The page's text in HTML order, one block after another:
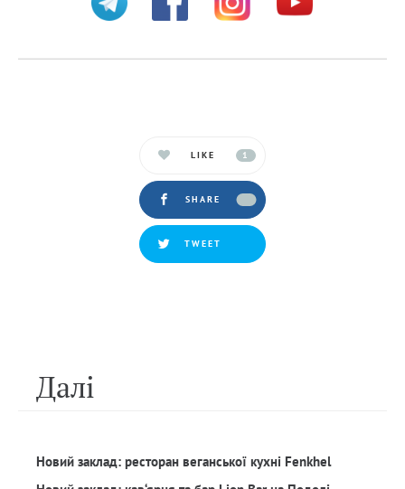
LIKE 1
SHARE
TWEET
Далi
Новий заклад: ресторан веганської кухні Fenkhel